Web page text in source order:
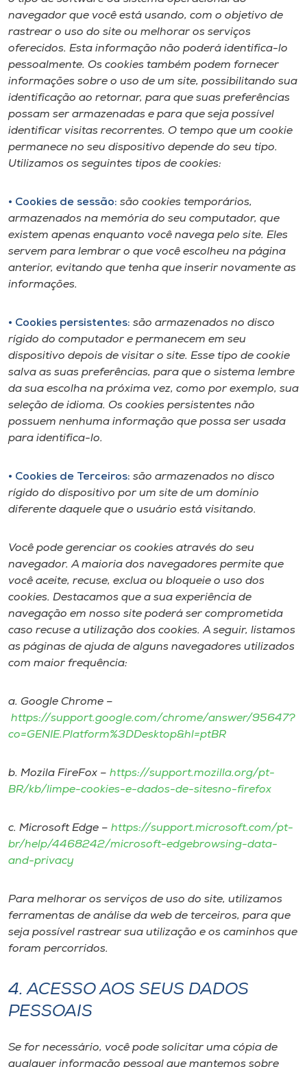
navegador que você está usando, com o objetivo de
rastrear o uso do site ou melhorar os serviços
oferecidos. Esta informação não poderá identifica-lo
pessoalmente. Os cookies também podem fornecer
informações sobre o uso de um site, possibilitando sua
identificação ao retornar, para que suas preferências
possam ser armazenadas e para que seja possível
identificar visitas recorrentes. O tempo que um cookie
permanece no seu dispositivo depende do seu tipo.
Utilizamos os seguintes tipos de cookies:
• Cookies de sessão: são cookies temporários,
armazenados na memória do seu computador, que
existem apenas enquanto você navega pelo site. Eles
servem para lembrar o que você escolheu na página
anterior, evitando que tenha que inserir novamente as
informações.
• Cookies persistentes: são armazenados no disco
rígido do computador e permanecem em seu
dispositivo depois de visitar o site. Esse tipo de cookie
salva as suas preferências, para que o sistema lembre
da sua escolha na próxima vez, como por exemplo, sua
seleção de idioma. Os cookies persistentes não
possuem nenhuma informação que possa ser usada
para identifica-lo.
• Cookies de Terceiros: são armazenados no disco
rígido do dispositivo por um site de um domínio
diferente daquele que o usuário está visitando.
Você pode gerenciar os cookies através do seu
navegador. A maioria dos navegadores permite que
você aceite, recuse, exclua ou bloqueie o uso dos
cookies. Destacamos que a sua experiência de
navegação em nosso site poderá ser comprometida
caso recuse a utilização dos cookies. A seguir, listamos
as páginas de ajuda de alguns navegadores utilizados
com maior frequência:
a. Google Chrome –
https://support.google.com/chrome/answer/95647?
co=GENIE.Platform%3DDesktop&hl=ptBR
b. Mozila FireFox – https://support.mozilla.org/pt-
BR/kb/limpe-cookies-e-dados-de-sitesno-firefox
c. Microsoft Edge – https://support.microsoft.com/pt-
br/help/4468242/microsoft-edgebrowsing-data-
and-privacy
Para melhorar os serviços de uso do site, utilizamos
ferramentas de análise da web de terceiros, para que
seja possível rastrear sua utilização e os caminhos que
foram percorridos.
4. ACESSO AOS SEUS DADOS
PESSOAIS
Se for necessário, você pode solicitar uma cópia de
qualquer informação pessoal que mantemos sobre